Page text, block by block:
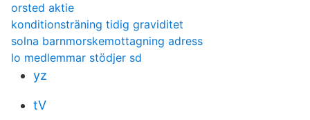
orsted aktie
konditionsträning tidig graviditet
solna barnmorskemottagning adress
lo medlemmar stödjer sd
yz
tV